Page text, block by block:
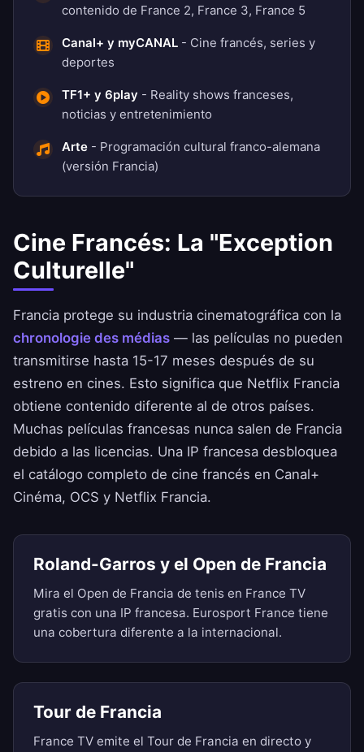
contenido de France 2, France 3, France 5
Canal+ y myCANAL - Cine francés, series y
deportes
TF1+ y 6play - Reality shows franceses,
noticias y entretenimiento
Arte - Programación cultural franco-alemana
(versión Francia)
Cine Francés: La "Exception
Culturelle"
Francia protege su industria cinematográfica con la
chronologie des médias — las películas no pueden
transmitirse hasta 15-17 meses después de su
estreno en cines. Esto significa que Netflix Francia
obtiene contenido diferente al de otros países.
Muchas películas francesas nunca salen de Francia
debido a las licencias. Una IP francesa desbloquea
el catálogo completo de cine francés en Canal+
Cinéma, OCS y Netflix Francia.
Roland-Garros y el Open de Francia
Mira el Open de Francia de tenis en France TV
gratis con una IP francesa. Eurosport France tiene
una cobertura diferente a la internacional.
Tour de Francia
France TV emite el Tour de Francia en directo y